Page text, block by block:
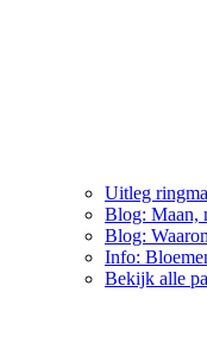
Uitleg
Blog: Maan,
Blog:
Info:
Bekijk alle